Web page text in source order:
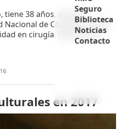
Seguro
Biblioteca
Noticias
Contacto
tiene 38 años, estudió
Nacional de Córdoba, donde
en cirugía. Desde hace
en 2017